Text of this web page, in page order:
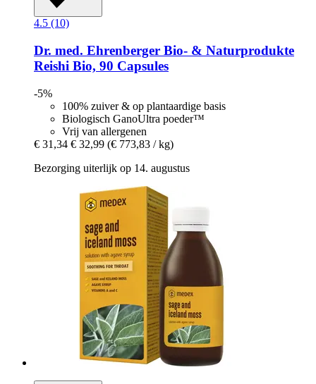
4.5 (10)
Dr. med. Ehrenberger Bio- & Naturprodukte
Reishi Bio, 90 Capsules
-5%
100% zuiver & op plantaardige basis
Biologisch GanoUltra poeder™
Vrij van allergenen
€ 31,34 € 32,99 (€ 773,83 / kg)
Bezorging uiterlijk op 14. augustus